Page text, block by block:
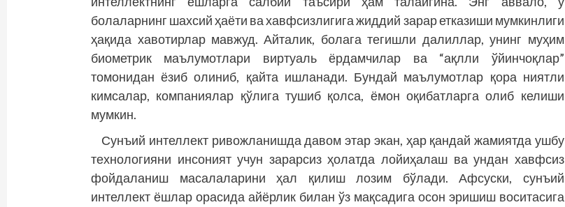
болаларнинг шахсий ҳаёти ва хавфсизлигига жиддий зарар етказиши мумкинлиги
ҳақида хавотирлар мавжуд. Айталик, болага тегишли далиллар, унинг муҳим
биомет­рик маълумотлари виртуаль ёрдамчилар ва “ақлли ўйинчоқлар”
томонидан ёзиб олиниб, қайта ишланади. Бундай маълумотлар қора ниятли
кимсалар, компаниялар қўлига тушиб қолса, ёмон оқибатларга олиб келиши
мумкин.
Сунъий интеллект ривожланишда давом этар экан, ҳар қандай жамиятда ушбу
технологияни инсоният учун зарарсиз ҳолатда ло­йиҳалаш ва ундан хавфсиз
фойдаланиш масалаларини ҳал қилиш лозим бўлади. Афсуски, сунъий
интеллект ёшлар орасида айёрлик билан ўз мақсадига осон эришиш воситасига